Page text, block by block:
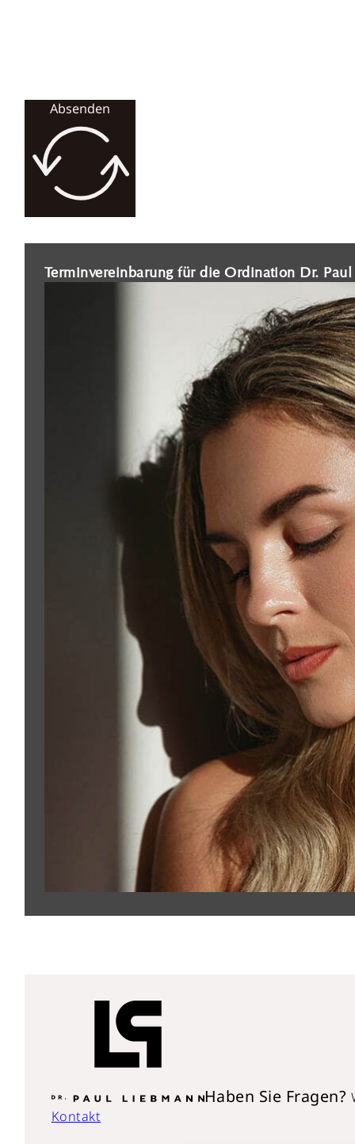
Haben Sie Fragen?
Kontakt
Absenden
Terminvereinbarung für die Ordination Dr.